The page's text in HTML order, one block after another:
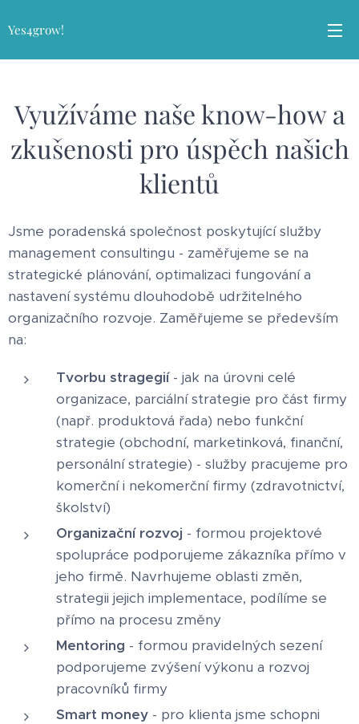
Yes4grow!
Využíváme naše know-how a
zkušenosti pro úspěch našich
klientů
Jsme poradenská společnost poskytující služby
management consultingu - zaměřujeme se na
strategické plánování, optimalizaci fungování a
nastavení systému dlouhodobě udržitelného
organizačního rozvoje. Zaměřujeme se především
na:
Tvorbu stragegií - jak na úrovni celé
organizace, parciální strategie pro část firmy
(např. produktová řada) nebo funkční
strategie (obchodní, marketinková, finanční,
personální strategie) - služby pracujeme pro
komerční i nekomerční firmy (zdravotnictví,
školství)
Organizační rozvoj - formou projektové
spolupráce podporujeme zákazníka přímo v
jeho firmě. Navrhujeme oblasti změn,
strategii jejich implementace, podílíme se
přímo na procesu změny
Mentoring - formou pravidelných sezení
podporujeme zvýšení výkonu a rozvoj
pracovníků firmy
Smart money - pro klienta jsme schopni